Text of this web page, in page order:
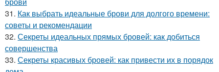
31. Как выбрать идеальные брови для долгого времени:
советы и рекомендации
32. Секреты идеальных прямых бровей: как добиться
совершенства
33. Секреты красивых бровей: как привести их в порядок